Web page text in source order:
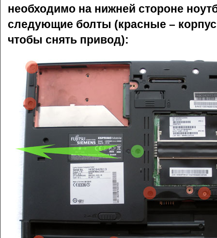
необходимо на нижней стороне
следующие болты (красные –
чтобы снять привод):